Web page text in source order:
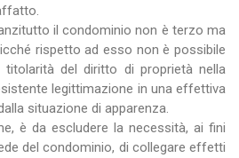
il condominio non è terzo ma
rispetto ad esso non è possibile
titolarità del diritto di proprietà nella
legittimazione in una effettiva
situazione di apparenza.
è da escludere la necessità, ai fini
del condominio, di collegare effetti